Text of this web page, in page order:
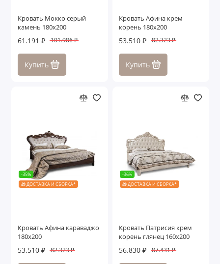
Кровать Мокко серый
камень 180х200
61.191 ₽ 101.986 ₽
Купить
Кровать Афина крем
корень 180х200
53.510 ₽ 82.323 ₽
Купить
-35%
🎁 ДОСТАВКА И СБОРКА*
Кровать Афина караваджо
180х200
53.510 ₽ 82.323 ₽
-36%
🎁 ДОСТАВКА И СБОРКА*
Кровать Патрисия крем
корень глянец 160х200
56.830 ₽ 87.431 ₽